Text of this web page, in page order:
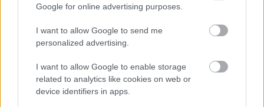
Google for online advertising purposes.
I want to allow Google to send me
personalized advertising.
I want to allow Google to enable storage
related to analytics like cookies on web or
device identifiers in apps.
σεξουαλικής κακοποίησης ανηλίκων
δολοφονία της 1...